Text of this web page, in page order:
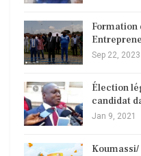
Formation
Sep 22, 2023
Élection
candidat
Jan 9, 2021